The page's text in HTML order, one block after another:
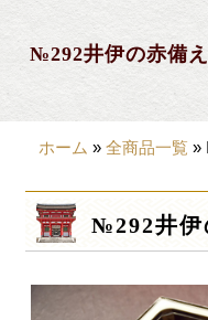
№292井伊の赤備
観光・行楽
価格から選ぶ
~999円
ホーム »全商品一覧 »
№292井伊